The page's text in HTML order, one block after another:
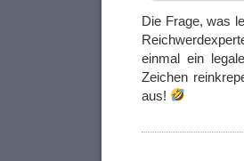
Die Frage, was
einmal ein
Zeichen
aus!